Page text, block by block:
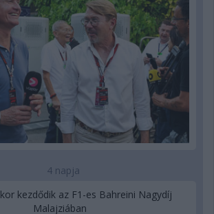
4 napja
kezdődik az F1-es Bahreini Nagydíj
Malajziában